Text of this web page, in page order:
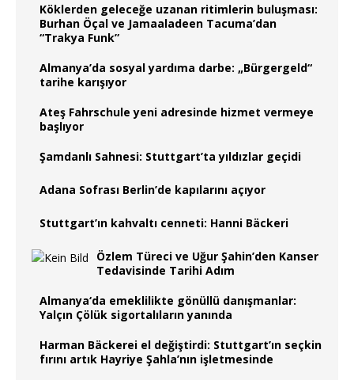
Köklerden geleceğe uzanan ritimlerin buluşması:
Burhan Öçal ve Jamaaladeen Tacuma’dan
“Trakya Funk”
Almanya’da sosyal yardıma darbe: „Bürgergeld“
tarihe karışıyor
Ateş Fahrschule yeni adresinde hizmet vermeye
başlıyor
Şamdanlı Sahnesi: Stuttgart’ta yıldızlar geçidi
Adana Sofrası Berlin’de kapılarını açıyor
Stuttgart’ın kahvaltı cenneti: Hanni Bäckeri
Özlem Türeci ve Uğur Şahin’den Kanser
Tedavisinde Tarihi Adım
Almanya‘da emeklilikte gönüllü danışmanlar:
Yalçın Çölük sigortalıların yanında
Harman Bäckerei el değiştirdi: Stuttgart’ın seçkin
fırını artık Hayriye Şahla’nın işletmesinde